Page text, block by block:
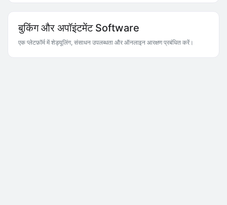
बुकिंग और अपॉइंटमेंट Software
एक प्लेटफ़ॉर्म में शेड्यूलिंग, संसाधन उपलब्धता और ऑनलाइन आरक्षण प्रबंधित करें।